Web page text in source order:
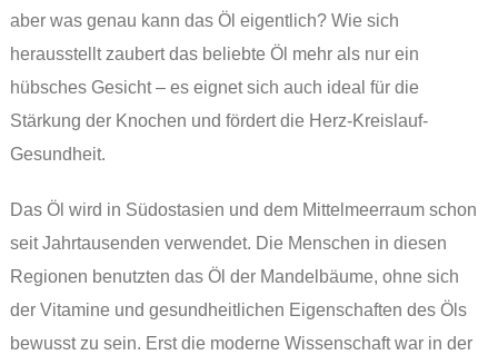
aber was genau kann das Öl eigentlich? Wie sich
herausstellt zaubert das beliebte Öl mehr als nur ein
hübsches Gesicht – es eignet sich auch ideal für die
Stärkung der Knochen und fördert die Herz-Kreislauf-
Gesundheit.
Das Öl wird in Südostasien und dem Mittelmeerraum schon
seit Jahrtausenden verwendet. Die Menschen in diesen
Regionen benutzten das Öl der Mandelbäume, ohne sich
der Vitamine und gesundheitlichen Eigenschaften des Öls
bewusst zu sein. Erst die moderne Wissenschaft war in der